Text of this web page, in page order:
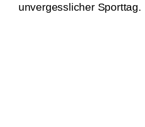
unvergesslicher Sporttag.